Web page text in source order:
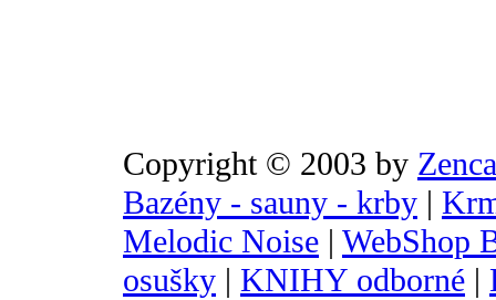
Copyright © 2003 by
Bazény - sauny - krby |
Melodic Noise | WebShop
osušky | KNIHY odborné |